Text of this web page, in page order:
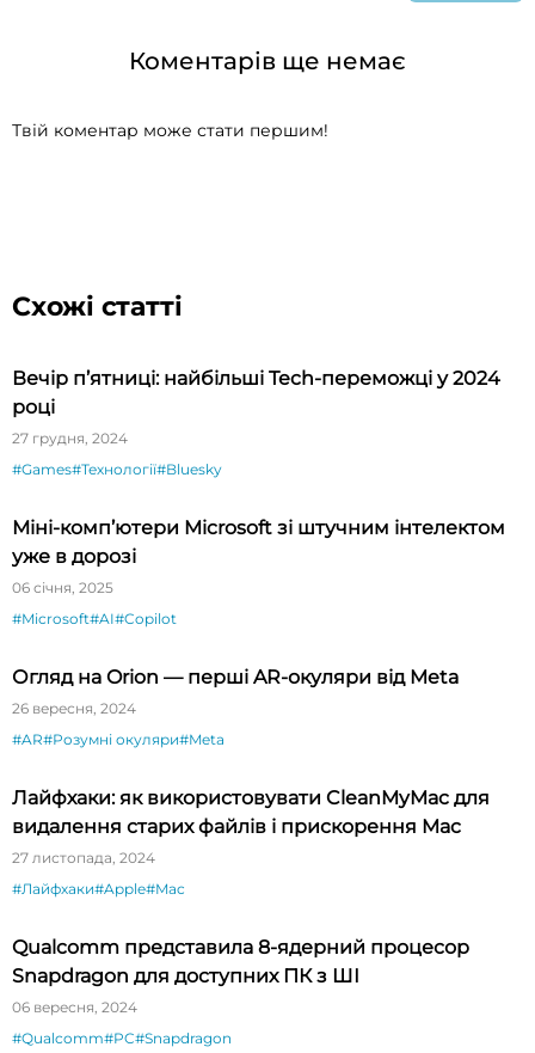
Коментарів ще немає
Твій коментар може стати першим!
Схожі статті
Вечір п’ятниці: найбільші Tech-переможці у 2024
році
27 грудня, 2024
#Games#Технології#Bluesky
Міні-комп’ютери Microsoft зі штучним інтелектом
уже в дорозі
06 січня, 2025
#Microsoft#AI#Copilot
Огляд на Orion — перші AR-окуляри від Meta
26 вересня, 2024
#AR#Розумні окуляри#Meta
Лайфхаки: як використовувати CleanMyMac для
видалення старих файлів і прискорення Mac
27 листопада, 2024
#Лайфхаки#Apple#Mac
Qualcomm представила 8-ядерний процесор
Snapdragon для доступних ПК з ШІ
06 вересня, 2024
#Qualcomm#PC#Snapdragon